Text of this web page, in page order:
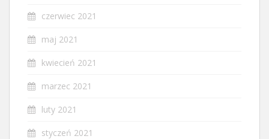
czerwiec 2021
maj 2021
kwiecień 2021
marzec 2021
luty 2021
styczeń 2021